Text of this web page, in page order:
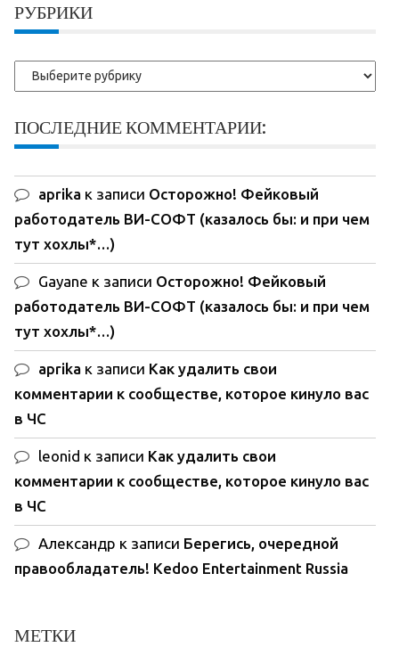
РУБРИКИ
Рубрики
ПОСЛЕДНИЕ КОММЕНТАРИИ:
aprika к записи Осторожно! Фейковый
работодатель ВИ-СОФТ (казалось бы: и при чем
тут хохлы*…)
Gayane к записи Осторожно! Фейковый
работодатель ВИ-СОФТ (казалось бы: и при чем
тут хохлы*…)
aprika к записи Как удалить свои
комментарии к сообществе, которое кинуло вас
в ЧС
leonid к записи Как удалить свои
комментарии к сообществе, которое кинуло вас
в ЧС
Александр к записи Берегись, очередной
правообладатель! Kedoo Entertainment Russia
МЕТКИ